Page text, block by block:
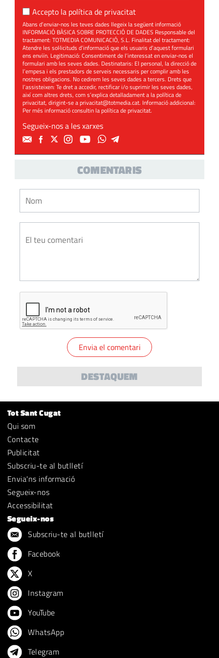
Accepto la política de privacitat
Abans d’enviar-nos les teves dades llegeix la següent informació
INFORMACIÓ BÀSICA SOBRE PROTECCIÓ DE DADES Responsable del
tractament: TOTMEDIA COMUNICACIÓ, S.L. Finalitat del tractament:
Atendre les sol·licituds d’informació que els usuaris d’aquest formulari
ens enviïn. Legitimació: Consentiment de l’interessat en enviar-nos el
formulari amb les seves dades. Destinataris: El personal, la direcció de
l’empesa i els prestadors de serveis necessaris per complir amb les
nostres obligacions. No cedirem les seves dades a tercers. Drets que
l’assisteixen: Te dret a accedir, rectificar i/o suprimir les seves dades,
així com altres drets, com s’explica detalladament a la política de
privacitat, dirigint-se aprivacitat@totmedia.cat. Informació addicional:
Per més informació consultin lapolítica de privacitat.
Segueix-nos a les xarxes
COMENTARIS
DESTAQUEM
Tot Sant Cugat
Qui som
Contacte
Publicitat
Subscriu-te al butlletí
Envia'ns informació
Segueix-nos
Accessibilitat
Segueix-nos
Subscriu-te al butlletí
Facebook
X
Instagram
YouTube
WhatsApp
Telegram